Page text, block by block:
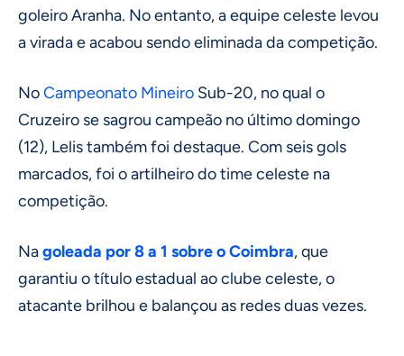
goleiro Aranha. No entanto, a equipe celeste levou
a virada e acabou sendo eliminada da competição.
NoCampeonato Mineiro Sub-20, no qual o
Cruzeiro se sagrou campeão no último domingo
(12), Lelis também foi destaque. Com seis gols
marcados, foi o artilheiro do time celeste na
competição.
Nagoleada por 8 a 1 sobre o Coimbra, que
garantiu o título estadual ao clube celeste, o
atacante brilhou e balançou as redes duas vezes.